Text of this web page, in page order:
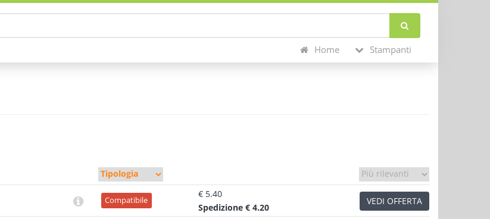
Home Stampanti
Compatibile
€ 5.40
Spedizione € 4.20
VEDI OFFERTA